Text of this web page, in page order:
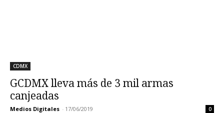
CDMX
GCDMX lleva más de 3 mil armas
canjeadas
Medios Digitales - 17/06/2019 0